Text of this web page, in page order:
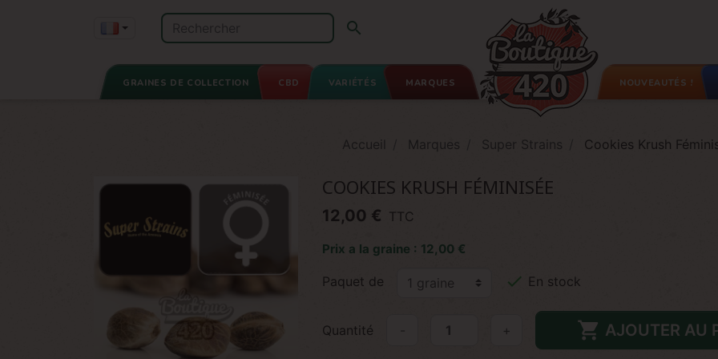

GRAINES DE COLLECTION CBD VARIÉTÉS MARQUES NOUVEAUTÉS !
Accueil Marques Super Strains Cookies Krush
COOKIES KRUSH FÉMINISÉE
12,00 € TTC
Prix a la graine : 12,00 €
Paquet de  En stock
Quantité +  AJOUTER AU